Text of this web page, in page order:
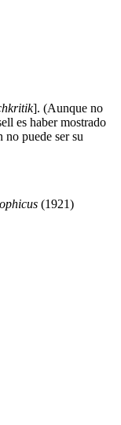
]. (Aunque no
es haber mostrado
puede ser su
(1921)